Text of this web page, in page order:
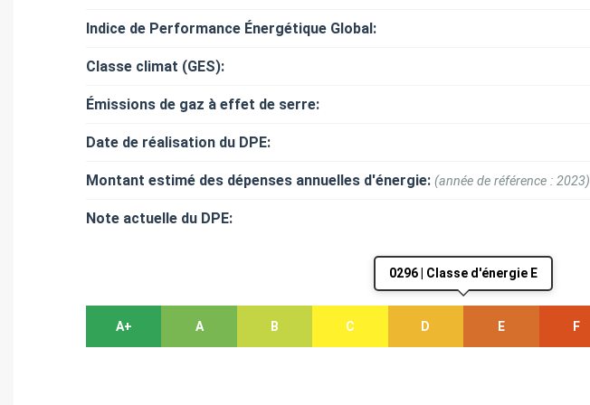
Indice de Performance Énergétique Global:
Classe climat (GES):
Émissions de gaz à effet de serre:
Date de réalisation du DPE:
Montant estimé des dépenses annuelles d'énergie: (année de référence : 2023)
Note actuelle du DPE:
A+ A B C D
0296 | Classe d'énergie E
E F